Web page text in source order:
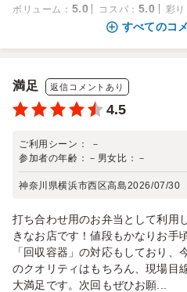
ボリューム ： 5.0 コスパ ： 5.0 彩り
すべてのコ
満足 返信コメントあり
4.5
ご利用シーン：
－
参加者の年齢： － 男女比： －
神奈川県横浜市西区高島2026/07/30
打ち合わせ用のお弁当として利用
きなお店です！値段もかなりお手
「回収容器」の対応もしており
のクオリティはもちろん、現場目
大満足です。次回もぜひお願...